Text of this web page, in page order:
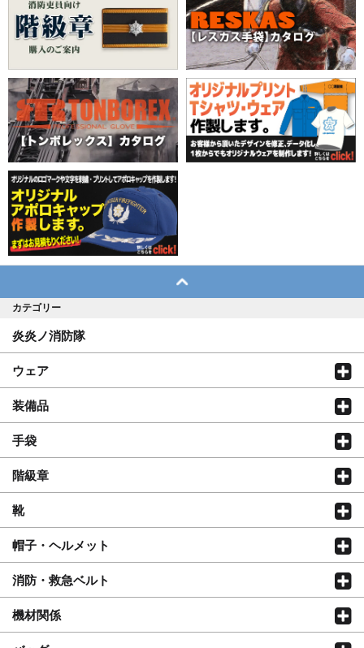
カテゴリー
炎炎ノ消防隊
ウェア
装備品
手袋
階級章
靴
帽子・ヘルメット
消防・救急ベルト
機材関係